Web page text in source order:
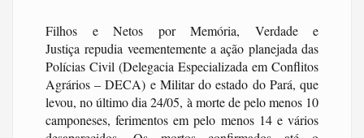
Filhos e Netos por Memória, Verdade e
Justiça repudia veementemente a ação planejada das
Polícias Civil (Delegacia Especializada em Conflitos
Agrários – DECA) e Militar do estado do Pará, que
levou, no último dia 24/05, à morte de pelo menos 10
camponeses, ferimentos em pelo menos 14 e vários